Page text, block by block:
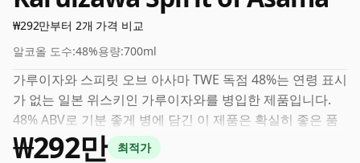
₩292만부터 2개 가격 비교
알코올 도수:48%용량:700ml
가루이자와 스피릿 오브 아사마 TWE 독점 48%는 연령 표시
가 없는 일본 위스키인 가루이자와를 병입한 제품입니다.
48% ABV로 기분 좋게 병에 담긴 이 제품은 확실히 좋은 품
질의 물 몇 방울이 있어야 좋은 맛을 낼 수 있습니다.
₩292만
최적가